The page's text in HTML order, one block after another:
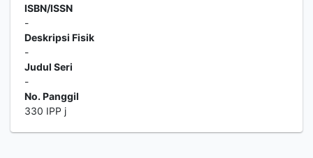
ISBN/ISSN
-
Deskripsi Fisik
-
Judul Seri
-
No. Panggil
330 IPP j